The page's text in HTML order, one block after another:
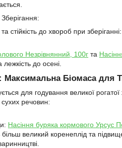
стійкість до хвороб при зберіганні:
Незрівнянний, 100г та
до осені.
Максимальна Біомаса для
для годування великої
речовин:
Насіння буряка кормового Урсус
великий коренеплід та